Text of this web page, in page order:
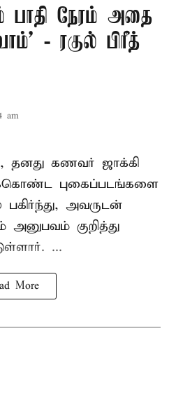
பாதி நேரம் அதை
- ரகுல் பிரீத்
am
, தனது கணவர் ஜாக்கி
புகைப்படங்களை
அவருடன்
குறித்து
...
More